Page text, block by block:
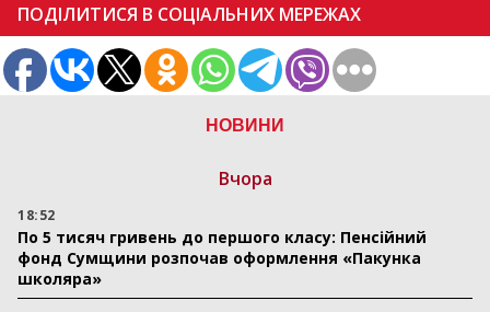
НОВИНИ
Вчора
18:52
По 5 тисяч гривень до першого класу: Пенсійний
фонд Сумщини розпочав оформлення «Пакунка
школяра»
ПОДІЛИТИСЯ В СОЦІАЛЬНИХ МЕРЕЖАХ